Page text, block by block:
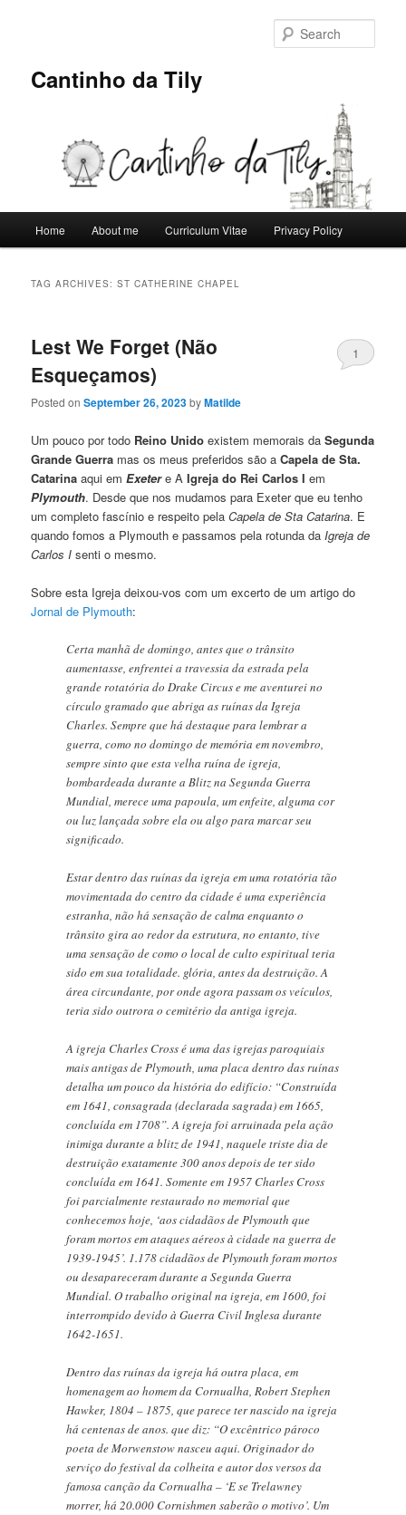
Cantinho da Tily
Home About me Curriculum Vitae Privacy Policy
TAG ARCHIVES:ST CATHERINE CHAPEL
Lest We Forget (Não
Esqueçamos)
Posted onSeptember 26, 2023byMatilde
1
Um pouco por todo Reino Unido existem memorais daSegunda
Grande Guerra mas os meus preferidos são aCapela de Sta.
Catarina aqui emExetere A Igreja do Rei Carlos I em
Plymouth. Desde que nos mudamos para Exeter que eu tenho
um completo fascínio e respeito pelaCapela de Sta Catarina. E
quando fomos a Plymouth e passamos pela rotunda da Igreja de
Carlos I senti o mesmo.
Sobre esta Igreja deixou-vos com um excerto de um artigo do
Jornal de Plymouth:
Certa manhã de domingo, antes que o trânsito
aumentasse, enfrentei a travessia da estrada pela
grande rotatória do Drake Circus e me aventurei no
círculo gramado que abriga as ruínas da Igreja
Charles. Sempre que há destaque para lembrar a
guerra, como no domingo de memória em novembro,
sempre sinto que esta velha ruína de igreja,
bombardeada durante a Blitz na Segunda Guerra
Mundial, merece uma papoula, um enfeite, alguma cor
ou luz lançada sobre ela ou algo para marcar seu
significado.
Estar dentro das ruínas da igreja em uma rotatória tão
movimentada do centro da cidade é uma experiência
estranha, não há sensação de calma enquanto o
trânsito gira ao redor da estrutura, no entanto, tive
uma sensação de como o local de culto espiritual teria
sido em sua totalidade. glória, antes da destruição. A
área circundante, por onde agora passam os veículos,
teria sido outrora o cemitério da antiga igreja.
A igreja Charles Cross é uma das igrejas paroquiais
mais antigas de Plymouth, uma placa dentro das ruínas
detalha um pouco da história do edifício: “Construída
em 1641, consagrada (declarada sagrada) em 1665,
concluída em 1708”. A igreja foi arruinada pela ação
inimiga durante a blitz de 1941, naquele triste dia de
destruição exatamente 300 anos depois de ter sido
concluída em 1641. Somente em 1957 Charles Cross
foi parcialmente restaurado no memorial que
conhecemos hoje, ‘aos cidadãos de Plymouth que
foram mortos em ataques aéreos à cidade na guerra de
1939-1945’. 1.178 cidadãos de Plymouth foram mortos
ou desapareceram durante a Segunda Guerra
Mundial. O trabalho original na igreja, em 1600, foi
interrompido devido à Guerra Civil Inglesa durante
1642-1651.
Dentro das ruínas da igreja há outra placa, em
homenagem ao homem da Cornualha, Robert Stephen
Hawker, 1804 – 1875, que parece ter nascido na igreja
há centenas de anos. que diz: “O excêntrico pároco
poeta de Morwenstow nasceu aqui. Originador do
serviço do festival da colheita e autor dos versos da
famosa canção da Cornualha – ‘E se Trelawney
morrer, há 20.000 Cornishmen saberão o motivo’. Um